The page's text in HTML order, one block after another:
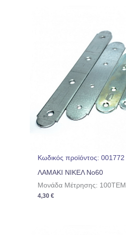
Κωδικός προϊόντος: 001772
ΛΑΜΑΚΙ ΝΙΚΕΛ No60
Μονάδα Μέτρησης: 100TEM
4,30€